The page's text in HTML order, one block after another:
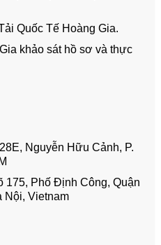
Quốc Tế Hoàng Gia.
khảo sát hồ sơ và thực
Nguyễn Hữu Cảnh, P.
175, Phố Định Công, Quận
Nội, Vietnam